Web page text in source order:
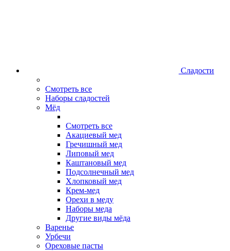
Сладости
Смотреть все
Наборы сладостей
Мёд
Смотреть все
Акациевый мед
Гречишный мед
Липовый мед
Каштановый мед
Подсолнечный мед
Хлопковый мед
Крем-мед
Орехи в меду
Наборы меда
Другие виды мёда
Варенье
Урбечи
Ореховые пасты